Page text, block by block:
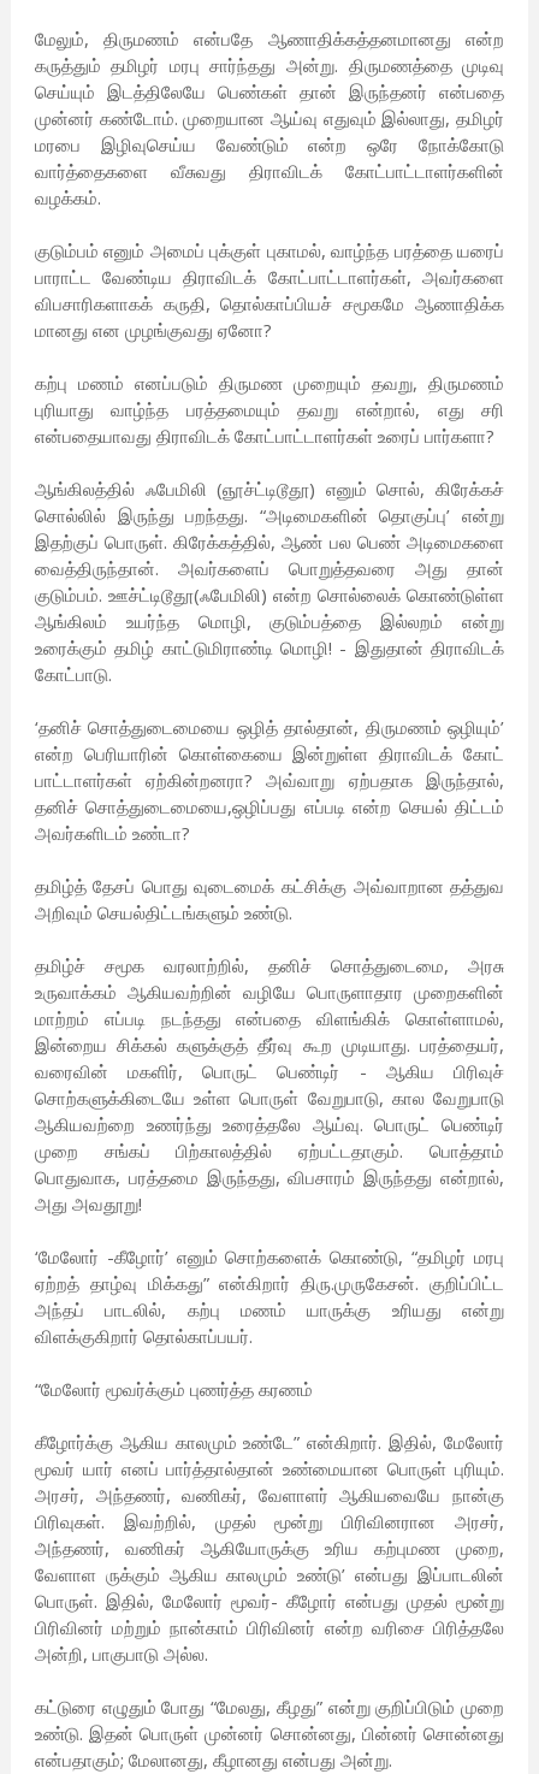
மேலும், திருமணம் என்பதே ஆணாதிக்கத்தனமானது என்ற
கருத்தும் தமிழர் மரபு சார்ந்தது அன்று. திருமணத்தை முடிவு
செய்யும் இடத்திலேயே பெண்கள் தான் இருந்தனர் என்பதை
முன்னர் கண்டோம். முறையான ஆய்வு எதுவும் இல்லாது, தமிழர்
மரபை இழிவுசெய்ய வேண்டும் என்ற ஒரே நோக்கோடு
வார்த்தைகளை வீசுவது திராவிடக் கோட்பாட்டாளர்களின்
வழக்கம்.
குடும்பம் எனும் அமைப் புக்குள் புகாமல், வாழ்ந்த பரத்தை யரைப்
பாராட்ட வேண்டிய திராவிடக் கோட்பாட்டாளர்கள், அவர்களை
விபசாரிகளாகக் கருதி, தொல்காப்பியச் சமூகமே ஆணாதிக்க
மானது என முழங்குவது ஏனோ?
கற்பு மணம் எனப்படும் திருமண முறையும் தவறு, திருமணம்
புரியாது வாழ்ந்த பரத்தமையும் தவறு என்றால், எது சரி
என்பதையாவது திராவிடக் கோட்பாட்டாளர்கள் உரைப் பார்களா?
ஆங்கிலத்தில் ஃபேமிலி (ஞூச்ட்டிடூதூ) எனும் சொல், கிரேக்கச்
சொல்லில் இருந்து பறந்தது. “அடிமைகளின் தொகுப்பு’ என்று
இதற்குப் பொருள். கிரேக்கத்தில், ஆண் பல பெண் அடிமைகளை
வைத்திருந்தான். அவர்களைப் பொறுத்தவரை அது தான்
குடும்பம். ஊச்ட்டிடூதூ(ஃபேமிலி) என்ற சொல்லைக் கொண்டுள்ள
ஆங்கிலம் உயர்ந்த மொழி, குடும்பத்தை இல்லறம் என்று
உரைக்கும் தமிழ் காட்டுமிராண்டி மொழி! - இதுதான் திராவிடக்
கோட்பாடு.
‘தனிச் சொத்துடைமையை ஒழித் தால்தான், திருமணம் ஒழியும்’
என்ற பெரியாரின் கொள்கையை இன்றுள்ள திராவிடக் கோட்
பாட்டாளர்கள் ஏற்கின்றனரா? அவ்வாறு ஏற்பதாக இருந்தால்,
தனிச் சொத்துடைமையை,ஒழிப்பது எப்படி என்ற செயல் திட்டம்
அவர்களிடம் உண்டா?
தமிழ்த் தேசப் பொது வுடைமைக் கட்சிக்கு அவ்வாறான தத்துவ
அறிவும் செயல்திட்டங்களும் உண்டு.
தமிழ்ச் சமூக வரலாற்றில், தனிச் சொத்துடைமை, அரசு
உருவாக்கம் ஆகியவற்றின் வழியே பொருளாதார முறைகளின்
மாற்றம் எப்படி நடந்தது என்பதை விளங்கிக் கொள்ளாமல்,
இன்றைய சிக்கல் களுக்குத் தீர்வு கூற முடியாது. பரத்தையர்,
வரைவின் மகளிர், பொருட் பெண்டிர் - ஆகிய பிரிவுச்
சொற்களுக்கிடையே உள்ள பொருள் வேறுபாடு, கால வேறுபாடு
ஆகியவற்றை உணர்ந்து உரைத்தலே ஆய்வு. பொருட் பெண்டிர்
முறை சங்கப் பிற்காலத்தில் ஏற்பட்டதாகும். பொத்தாம்
பொதுவாக, பரத்தமை இருந்தது, விபசாரம் இருந்தது என்றால்,
அது அவதூறு!
‘மேலோர் -கீழோர்’ எனும் சொற்களைக் கொண்டு, “தமிழர் மரபு
ஏற்றத் தாழ்வு மிக்கது” என்கிறார் திரு.முருகேசன். குறிப்பிட்ட
அந்தப் பாடலில், கற்பு மணம் யாருக்கு உரியது என்று
விளக்குகிறார் தொல்காப்பயர்.
“மேலோர் மூவர்க்கும் புணர்த்த கரணம்
கீழோர்க்கு ஆகிய காலமும் உண்டே” என்கிறார். இதில், மேலோர்
மூவர் யார் எனப் பார்த்தால்தான் உண்மையான பொருள் புரியும்.
அரசர், அந்தணர், வணிகர், வேளாளர் ஆகியவையே நான்கு
பிரிவுகள். இவற்றில், முதல் மூன்று பிரிவினரான அரசர்,
அந்தணர், வணிகர் ஆகியோருக்கு உரிய கற்புமண முறை,
வேளாள ருக்கும் ஆகிய காலமும் உண்டு’ என்பது இப்பாடலின்
பொருள். இதில், மேலோர் மூவர்- கீழோர் என்பது முதல் மூன்று
பிரிவினர் மற்றும் நான்காம் பிரிவினர் என்ற வரிசை பிரித்தலே
அன்றி, பாகுபாடு அல்ல.
கட்டுரை எழுதும் போது “மேலது, கீழது” என்று குறிப்பிடும் முறை
உண்டு. இதன் பொருள் முன்னர் சொன்னது, பின்னர் சொன்னது
என்பதாகும்; மேலானது, கீழானது என்பது அன்று.